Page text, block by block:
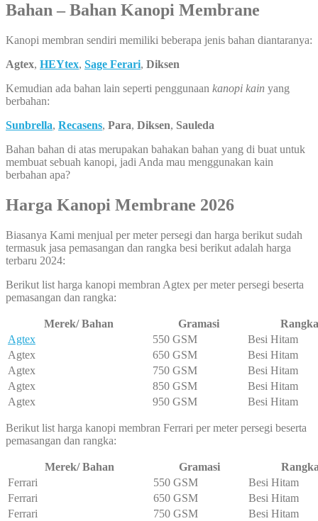
Bahan – Bahan Kanopi Membrane
Kanopi membran sendiri memiliki beberapa jenis bahan diantaranya:
Agtex, HEYtex, Sage Ferari, Diksen
Kemudian ada bahan lain seperti penggunaan kanopi kain yang
berbahan:
Sunbrella, Recasens, Para, Diksen, Sauleda
Bahan bahan di atas merupakan bahakan bahan yang di buat untuk
membuat sebuah kanopi, jadi Anda mau menggunakan kain
berbahan apa?
Harga Kanopi Membrane 2026
Biasanya Kami menjual per meter persegi dan harga berikut sudah
termasuk jasa pemasangan dan rangka besi berikut adalah harga
terbaru 2024:
Berikut list harga kanopi membran Agtex per meter persegi beserta
pemasangan dan rangka:
Merek/ Bahan Gramasi
Rangka
Agtex
550 GSM
Besi Hitam
Agtex
650 GSM
Besi Hitam
Agtex
750 GSM
Besi Hitam
Agtex
850 GSM
Besi Hitam
Agtex
950 GSM Besi Hitam
Berikut list harga kanopi membran Ferrari per meter persegi beserta
pemasangan dan rangka:
Merek/ Bahan Gramasi
Ferrari
550 GSM
Besi Hitam
Ferrari
650 GSM
Besi Hitam
Ferrari
750 GSM
Besi Hitam